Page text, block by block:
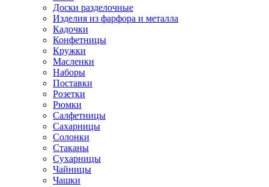
Доски разделочные
Изделия из фарфора и металла
Кадочки
Конфетницы
Кружки
Масленки
Наборы
Поставки
Розетки
Рюмки
Салфетницы
Сахарницы
Солонки
Стаканы
Сухарницы
Чайницы
Чашки